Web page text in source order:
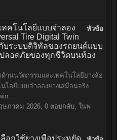
หัวข้อ
เทคโนโลยีแบบจำลอง
Tire Digital Twin
บระบบดิจิทัลของรถยนต์แบบ
ปลอดภัยของทุกชีวิตบนท้อง
ด้านนวัตกรรมและเทคโนโลยียางล้อ
โลยีแบบจำลองยางเสมือนจริง
ษภาคม 2026, 0 ตอบกลับ, ในฟ
อกใช้ยางเพื่อประหยัด